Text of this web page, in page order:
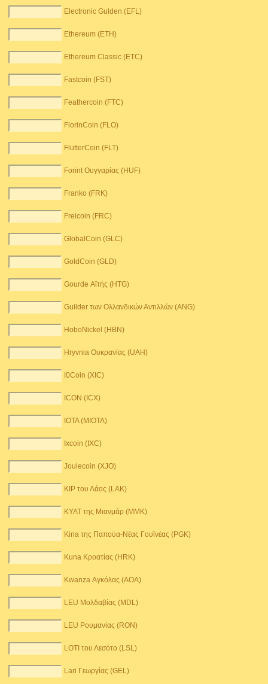
Electronic Gulden (EFL)
Ethereum (ETH)
Ethereum Classic (ETC)
Fastcoin (FST)
Feathercoin (FTC)
FlorinCoin (FLO)
FlutterCoin (FLT)
Forint Ουγγαρίας (HUF)
Franko (FRK)
Freicoin (FRC)
GlobalCoin (GLC)
GoldCoin (GLD)
Gourde Αϊτής (HTG)
Guilder των Ολλανδικών Αντιλλών (ANG)
HoboNickel (HBN)
Hryvnia Ουκρανίας (UAH)
I0Coin (XIC)
ICON (ICX)
IOTA (MIOTA)
Ixcoin (IXC)
Joulecoin (XJO)
KIP του Λάος (LAK)
KYAT της Μιανμάρ (MMK)
Kina της Παπούα-Νέας Γουϊνέας (PGK)
Kuna Κροατίας (HRK)
Kwanza Αγκόλας (AOA)
LEU Μολδαβίας (MDL)
LEU Ρουμανίας (RON)
LOTI του Λεσότο (LSL)
Lari Γεωργίας (GEL)